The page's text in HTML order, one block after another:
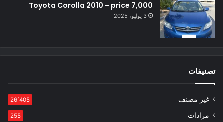
Toyota Corolla 2010 – price 7,000
3 يوليو، 2025
تصنيفات
غير مصنف 26٬405
مزادات 255